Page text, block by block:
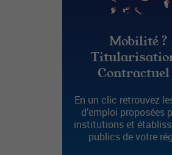
Mobilité ?
Contractuel
En un clic retrouvez
d’emploi proposées
institutions et
publics de votre